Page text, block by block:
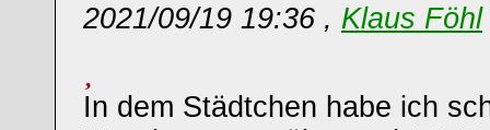
2021/09/19 19:36 , Klaus Föhl
In dem Städtchen habe ich